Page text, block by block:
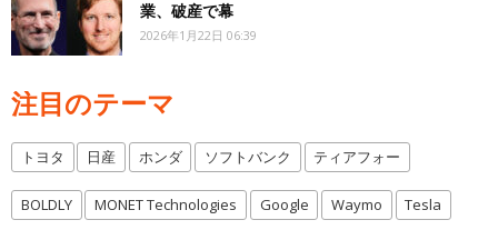
業、破産で幕
2026年1月22日 06:39
注目のテーマ
トヨタ 日産 ホンダ ソフトバンク ティアフォー
BOLDLY MONET Technologies Google Waymo Tesla